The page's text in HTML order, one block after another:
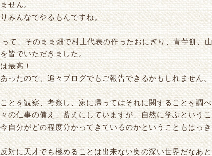
せん。
みんなでやるもんですね。
て、そのまま畑で村上代表の作ったおにぎり、青苧餅、山
皆でいただきました。
最高！
ったので、追々ブログでもご報告できるかもしれません。
とを観察、考察し、家に帰ってはそれに関することを調べ
の仕事の備え、蓄えにしていますが、自然に学ぶというこ
自分がどの程度分かってきているのかということもはっき
対に天才でも極めることは出来ない奥の深い世界だなあと